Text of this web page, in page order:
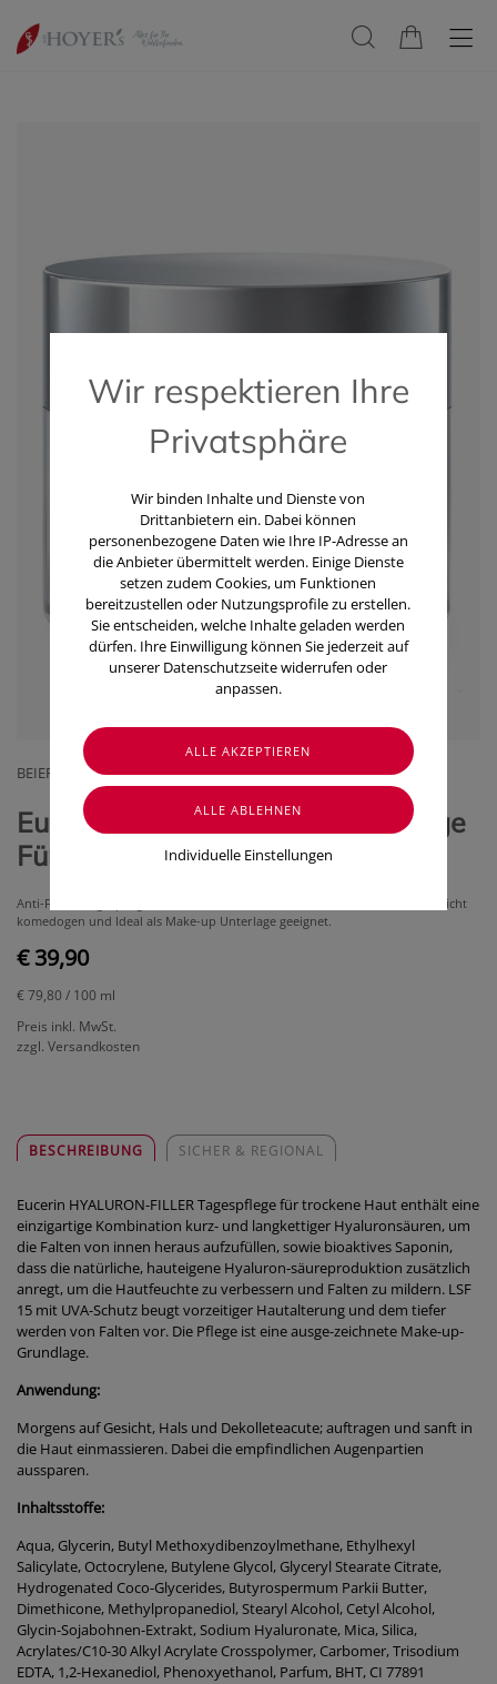
BEIERSDORF GMBH
Eucerin Hyaluron-filler Tagespflege
Für Trockene Haut (50 ml)
Anti-Falten Tagespflege für trockene Haut mit LSF 15 und UVA-Schutz, ist nicht
komedogen und Ideal als Make-up Unterlage geeignet.
€ 39,90
€ 79,80 / 100 ml
Preis inkl. MwSt.
zzgl. Versandkosten
BESCHREIBUNG SICHER & REGIONAL
Eucerin HYALURON-FILLER Tagespflege für trockene Haut enthält eine
einzigartige Kombination kurz- und langkettiger Hyaluronsäuren, um
die Falten von innen heraus aufzufüllen, sowie bioaktives Saponin,
dass die natürliche, hauteigene Hyaluron-säureproduktion zusätzlich
anregt, um die Hautfeuchte zu verbessern und Falten zu mildern. LSF
15 mit UVA-Schutz beugt vorzeitiger Hautalterung und dem tiefer
werden von Falten vor. Die Pflege ist eine ausge-zeichnete Make-up-
Grundlage.
Anwendung:
Morgens auf Gesicht, Hals und Dekolleteacute; auftragen und sanft in
die Haut einmassieren. Dabei die empfindlichen Augenpartien
aussparen.
Inhaltsstoffe:
Aqua, Glycerin, Butyl Methoxydibenzoylmethane, Ethylhexyl
Salicylate, Octocrylene, Butylene Glycol, Glyceryl Stearate Citrate,
Hydrogenated Coco-Glycerides, Butyrospermum Parkii Butter,
Dimethicone, Methylpropanediol, Stearyl Alcohol, Cetyl Alcohol,
Glycin-Sojabohnen-Extrakt, Sodium Hyaluronate, Mica, Silica,
Acrylates/C10-30 Alkyl Acrylate Crosspolymer, Carbomer, Trisodium
EDTA, 1,2-Hexanediol, Phenoxyethanol, Parfum, BHT, CI 77891
Wir respektieren Ihre
Privatsphäre
Wir binden Inhalte und Dienste von
Drittanbietern ein. Dabei können
personenbezogene Daten wie Ihre IP-Adresse an
die Anbieter übermittelt werden. Einige Dienste
setzen zudem Cookies, um Funktionen
bereitzustellen oder Nutzungsprofile zu erstellen.
Sie entscheiden, welche Inhalte geladen werden
dürfen. Ihre Einwilligung können Sie jederzeit auf
unserer Datenschutzseite widerrufen oder
anpassen.
Individuelle Einstellungen